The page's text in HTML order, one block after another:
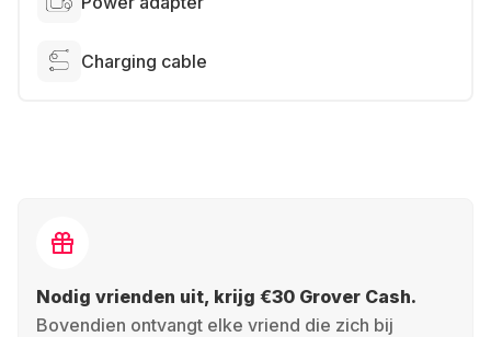
Charging cable
Nodig vrienden uit, krijg €30 Grover Cash.
Bovendien ontvangt elke vriend die zich bij